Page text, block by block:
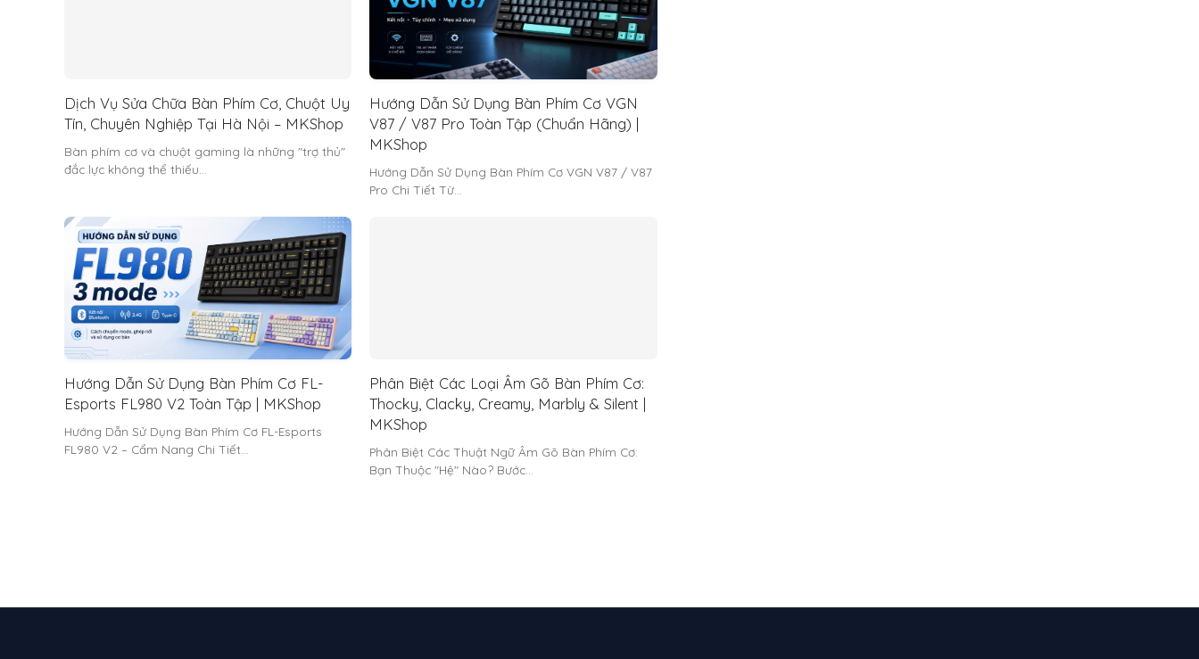
Dịch Vụ Sửa Chữa Bàn Phím Cơ, Chuột Uy
Tín, Chuyên Nghiệp Tại Hà Nội – MKShop
Bàn phím cơ và chuột gaming là những "trợ thủ"
đắc lực không thể thiếu…
Hướng Dẫn Sử Dụng Bàn Phím Cơ VGN
V87 / V87 Pro Toàn Tập (Chuẩn Hãng) |
MKShop
Hướng Dẫn Sử Dụng Bàn Phím Cơ VGN V87 / V87
Pro Chi Tiết Từ…
Hướng Dẫn Sử Dụng Bàn Phím Cơ FL-
Esports FL980 V2 Toàn Tập | MKShop
Hướng Dẫn Sử Dụng Bàn Phím Cơ FL-Esports
FL980 V2 – Cẩm Nang Chi Tiết…
Phân Biệt Các Loại Âm Gõ Bàn Phím Cơ:
Thocky, Clacky, Creamy, Marbly & Silent |
MKShop
Phân Biệt Các Thuật Ngữ Âm Gõ Bàn Phím Cơ:
Bạn Thuộc "Hệ" Nào? Bước…